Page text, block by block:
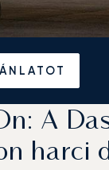
A
harci